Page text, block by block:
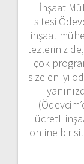
İnşaat
sitesi
inşaat
tezleriniz
çok
size en iyi
ücretli
online bir